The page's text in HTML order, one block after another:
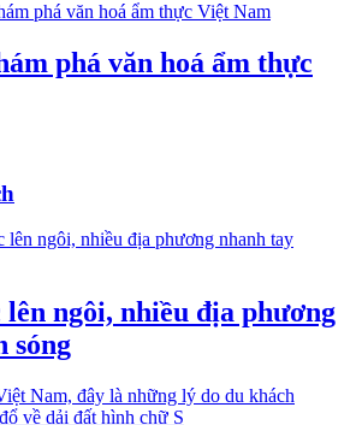
phá văn hoá ẩm thực
ngôi, nhiều địa phương
sóng